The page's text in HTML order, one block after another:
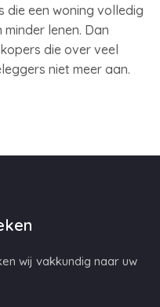
die een woning volledig
lenen. Dan
die over veel
niet meer aan.
wij vakkundig naar uw